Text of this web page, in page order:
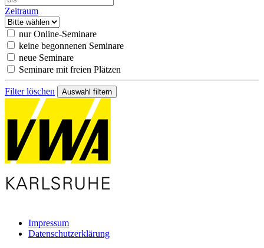
Zeitraum
nur Online-Seminare
keine begonnenen Seminare
neue Seminare
Seminare mit freien Plätzen
Filter löschen
Impressum
Datenschutzerklärung